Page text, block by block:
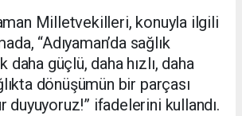
Milletvekilleri, konuyla ilgili
“Adıyaman’da sağlık
daha güçlü, daha hızlı, daha
dönüşümün bir parçası
duyuyoruz!” ifadelerini kullandı.